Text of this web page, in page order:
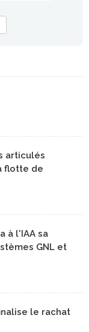
articulés
flotte de
à l'IAA sa
GNL et
le rachat